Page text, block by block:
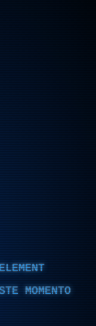
MOMENTO